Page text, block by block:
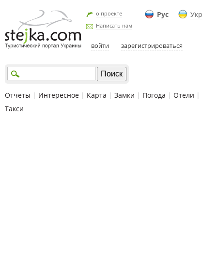
Рус Укр
о проекте
Написать нам
войти зарегистрироваться
Отчеты | Интересное | Карта | Замки | Погода | Отели |
Такси